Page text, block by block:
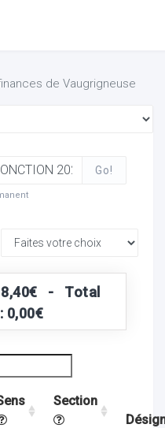
de Vaugrigneuse
Go!
- Total
0,00€
Section